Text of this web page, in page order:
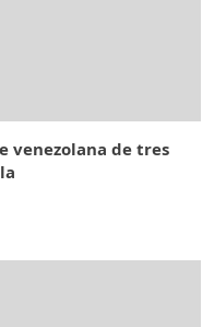
venezolana de tres